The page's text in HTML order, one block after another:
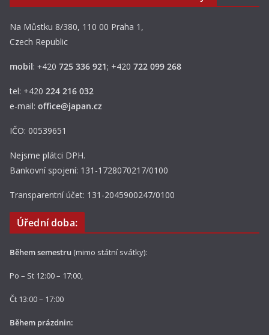
Na Můstku 8/380, 110 00 Praha 1,
Czech Republic
mobil: +420 725 336 921; +420 722 099 268
tel: +420 224 216 032
e-mail: office@japan.cz
IČO: 00539651
Nejsme plátci DPH.
Bankovní spojení: 131-1728070217/0100
Transparentní účet: 131-2045900247/0100
Úřední doba:
Během semestru (mimo státní svátky):
Po – St 12:00 – 17:00,
Čt 13:00 – 17:00
Během prázdnin: